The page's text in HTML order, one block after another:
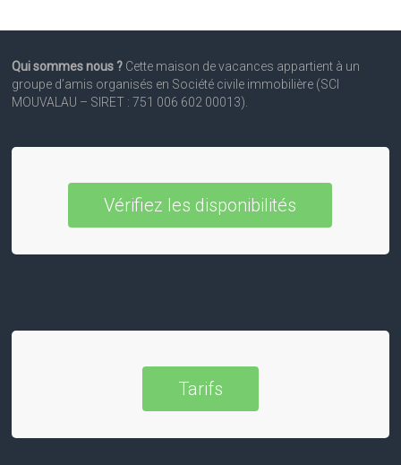
Qui sommes nous ? Cette maison de vacances appartient à un
groupe d’amis organisés en Société civile immobilière (SCI
MOUVALAU – SIRET : 751 006 602 00013).
Vérifiez les disponibilités
Tarifs